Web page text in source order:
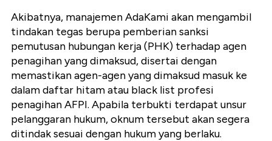
Akibatnya, manajemen AdaKami akan mengambil
tindakan tegas berupa pemberian sanksi
pemutusan hubungan kerja (PHK) terhadap agen
penagihan yang dimaksud, disertai dengan
memastikan agen-agen yang dimaksud masuk ke
dalam daftar hitam atau black list profesi
penagihan AFPI. Apabila terbukti terdapat unsur
pelanggaran hukum, oknum tersebut akan segera
ditindak sesuai dengan hukum yang berlaku.